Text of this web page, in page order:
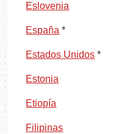
Eslovenia
España *
Estados Unidos *
Estonia
Etiopía
Filipinas